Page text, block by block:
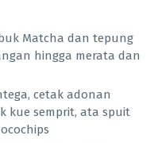
Matcha dan tepung
hingga merata dan
cetak adonan
kue semprit, ata spuit